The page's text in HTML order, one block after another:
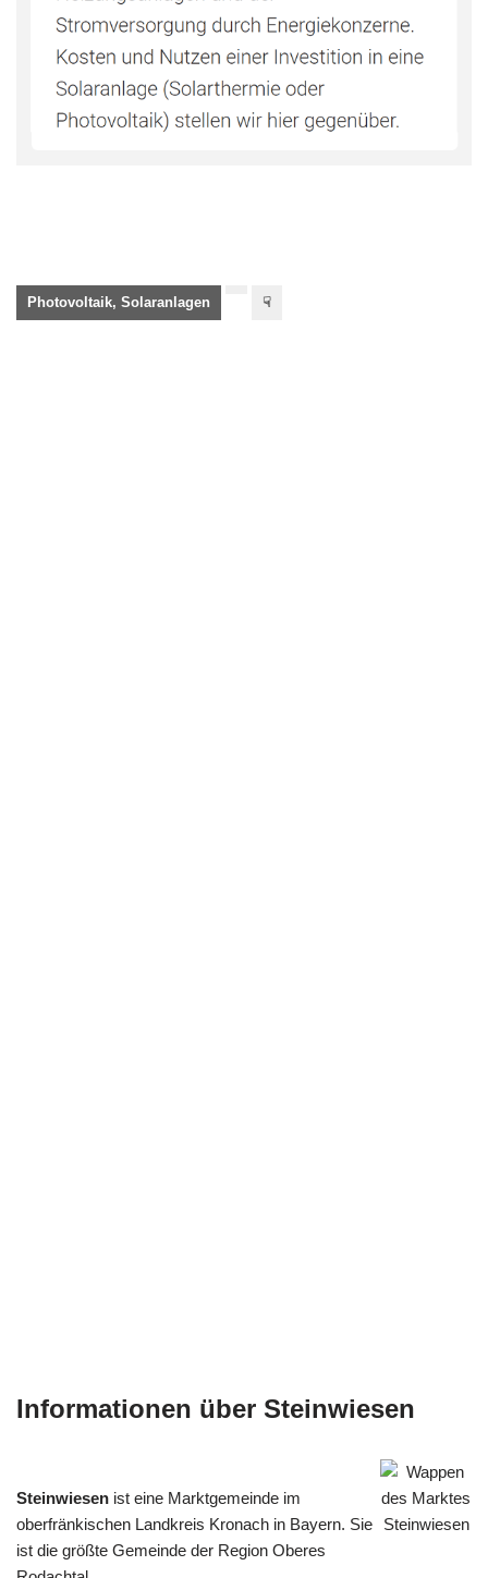
Photovoltaik, Solaranlagen ☟
Informationen über Steinwiesen
Steinwiesen ist eine Marktgemeinde im
oberfränkischen Landkreis Kronach in Bayern. Sie
ist die größte Gemeinde der Region Oberes